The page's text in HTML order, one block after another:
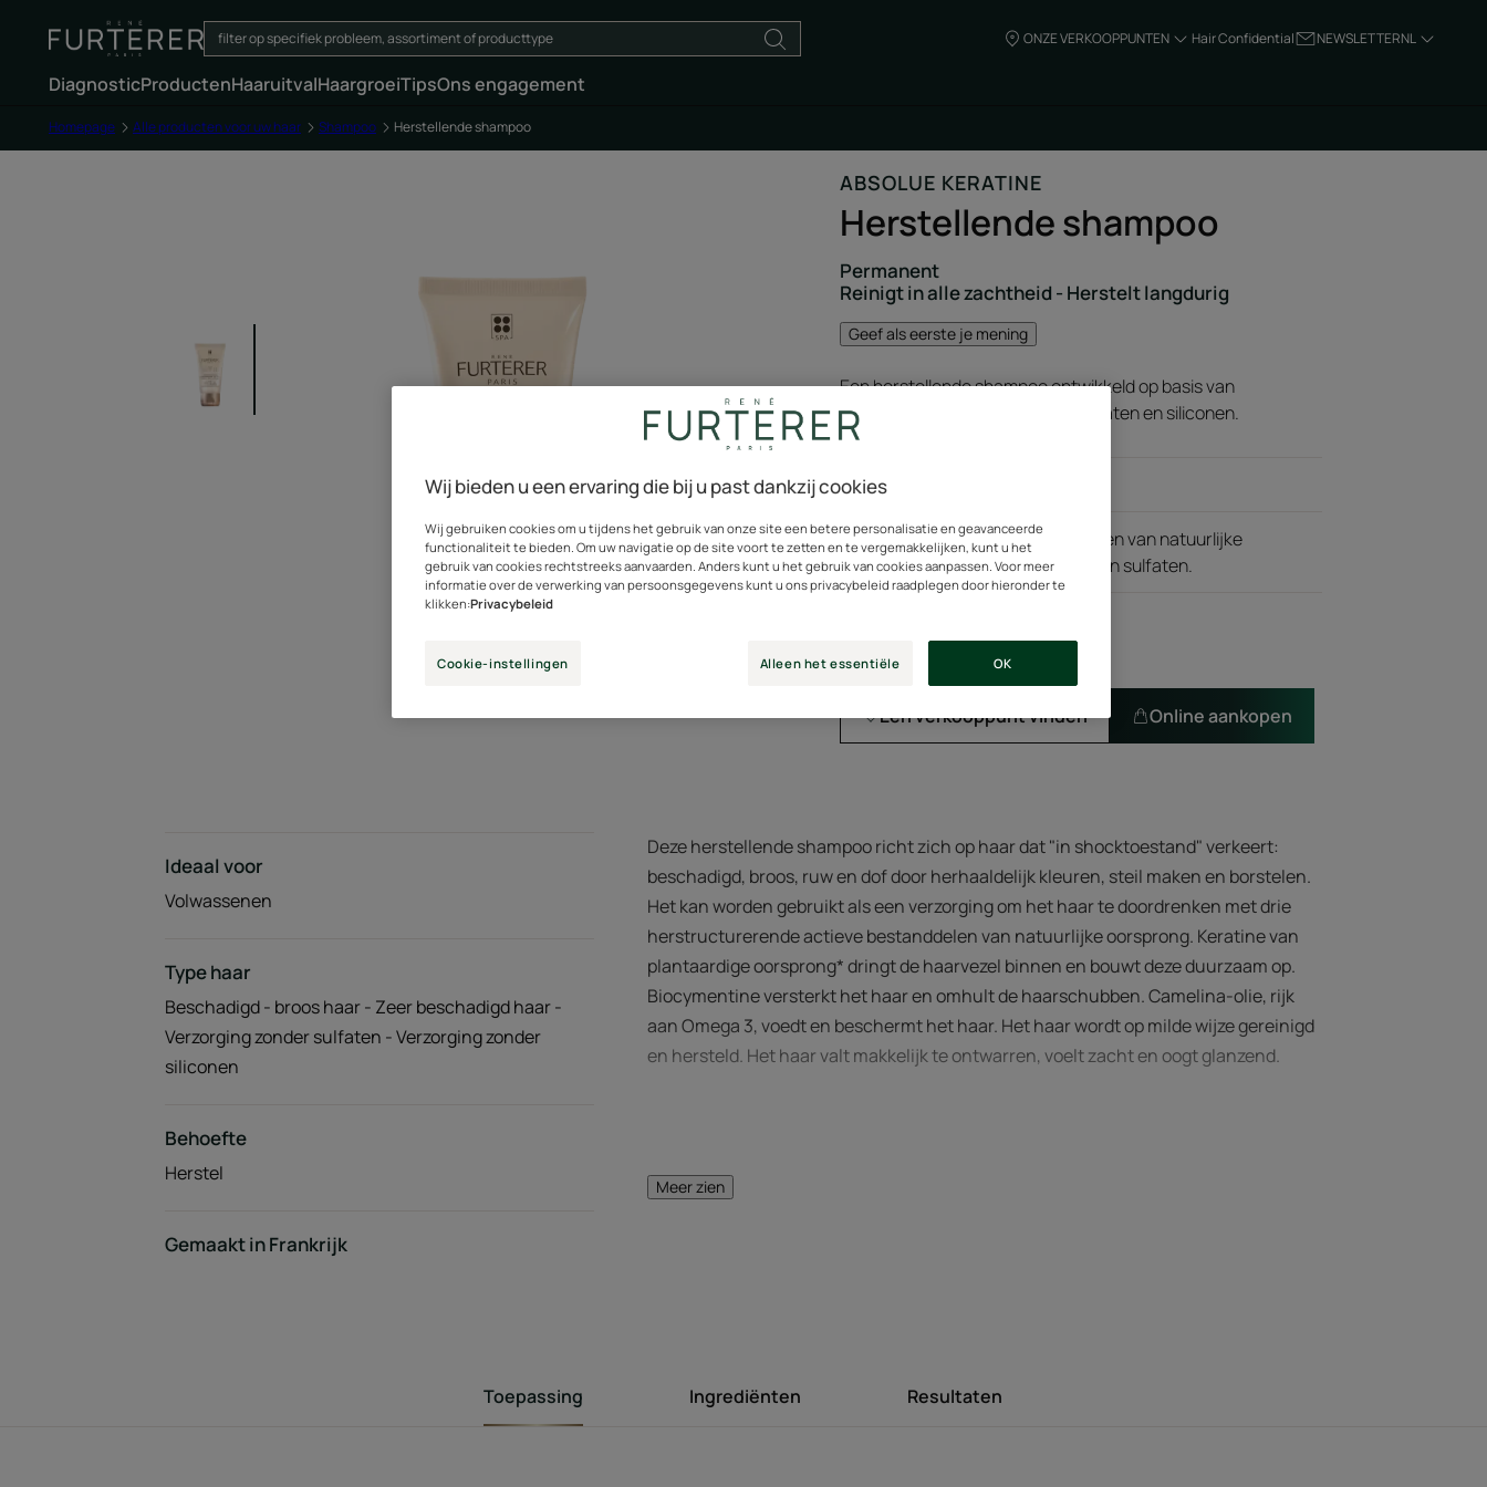
ONZE VERKOOPPUNTEN Hair Confidential NEWSLETTERNL
DiagnosticProductenHaaruitvalHaargroeiTipsOns engagement
Homepage Alle producten voor uw haar Shampoo Herstellende shampoo
ABSOLUE KERATINE
Herstellende shampoo
Permanent
Reinigt in alle zachtheid - Herstelt langdurig
Geef als eerste je mening
Een herstellende shampoo ontwikkeld op basis van
plantaardige keratine, vrij van sulfaten en siliconen.
Verrijkt met plantaardige keratine
Bestaat voor 100% uit bestanddelen van natuurlijke
oorsprong, vrij van siliconen, vrij van sulfaten.
Een verkooppunt vinden Online aankopen
Ideaal voor
Volwassenen
Type haar
Beschadigd - broos haar - Zeer beschadigd haar -
Verzorging zonder sulfaten - Verzorging zonder
siliconen
Behoefte
Herstel
Gemaakt in Frankrijk
Deze herstellende shampoo richt zich op haar dat "in shocktoestand" verkeert:
beschadigd, broos, ruw en dof door herhaaldelijk kleuren, steil maken en borstelen.
Het kan worden gebruikt als een verzorging om het haar te doordrenken met drie
herstructurerende actieve bestanddelen van natuurlijke oorsprong. Keratine van
plantaardige oorsprong* dringt de haarvezel binnen en bouwt deze duurzaam op.
Biocymentine versterkt het haar en omhult de haarschubben. Camelina-olie, rijk
aan Omega 3, voedt en beschermt het haar. Het haar wordt op milde wijze gereinigd
en hersteld. Het haar valt makkelijk te ontwarren, voelt zacht en oogt glanzend.
herstellende verzorging hoort
Meer zien
Toepassing Ingrediënten Resultaten
Wij bieden u een ervaring die bij u past dankzij cookies
Wij gebruiken cookies om u tijdens het gebruik van onze site een betere personalisatie en geavanceerde
functionaliteit te bieden. Om uw navigatie op de site voort te zetten en te vergemakkelijken, kunt u het
gebruik van cookies rechtstreeks aanvaarden. Anders kunt u het gebruik van cookies aanpassen. Voor meer
informatie over de verwerking van persoonsgegevens kunt u ons privacybeleid raadplegen door hieronder te
klikken:Privacybeleid
Cookie-instellingen Alleen het essentiële OK